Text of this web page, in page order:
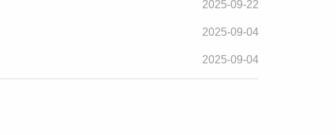
2025-09-22
2025-09-04
2025-09-04